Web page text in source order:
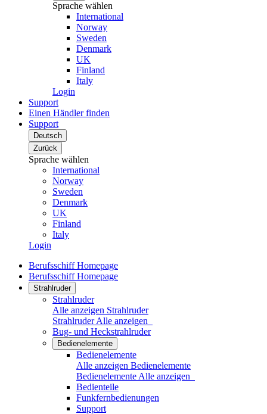
Sprache wählen
International
Norway
Sweden
Denmark
UK
Finland
Italy
Login
Support
Einen Händler finden
Support
Deutsch
Zurück
Sprache wählen
International
Norway
Sweden
Denmark
UK
Finland
Italy
Login
Berufsschiff Homepage
Berufsschiff Homepage
Strahlruder
Strahlruder
Alle anzeigen Strahlruder
StrahlruderAlle anzeigen
Bug- und Heckstrahlruder
Bedienelemente
Bedienelemente
Alle anzeigen Bedienelemente
Bedienelemente Alle anzeigen
Bedienteile
Funkfernbedienungen
Support